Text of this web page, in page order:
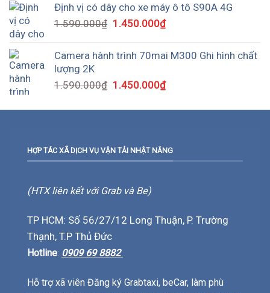
Định vị có dây cho xe máy ô tô S90A 4G
1.590.000₫ 1.450.000₫
Camera hành trình 70mai M300 Ghi hình chất
lượng 2K
1.590.000₫ 1.450.000₫
HỢP TÁC XÃ DỊCH VỤ VẬN TẢI NHẬT NĂNG
(HTX liên kết với Grab và Be)
TP HCM: Số 56/27/12 Long Thuận, P. Trường
Thạnh, T.P Thủ Đức
Hotline: 0909 69 8882
Hỗ trợ xã viên Đăng ký Grabtaxi, beCar, làm phù